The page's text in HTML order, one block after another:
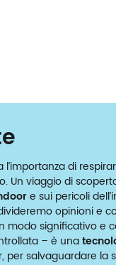
di
Un viaggio di
e sui pericoli
opinioni e
modo significativo e
– è una
salvaguardare la